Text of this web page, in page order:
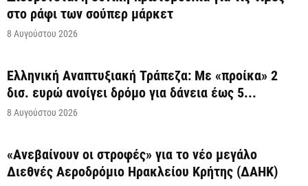
στο ράφι των σούπερ μάρκετ
8 Αυγούστου 2026
Ελληνική Αναπτυξιακή Τράπεζα: Με «προίκα» 2
δισ. ευρώ ανοίγει δρόμο για δάνεια έως 5...
8 Αυγούστου 2026
«Ανεβαίνουν οι στροφές» για το νέο μεγάλο
Διεθνές Αεροδρόμιο Ηρακλείου Κρήτης (ΔΑΗΚ)